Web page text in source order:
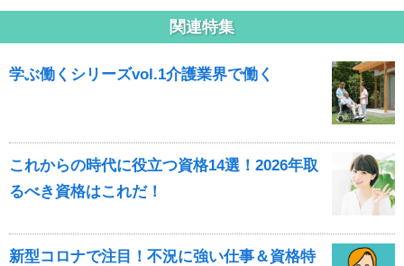
関連特集
学ぶ働くシリーズvol.1介護業界で働く
これからの時代に役立つ資格14選！2026年取
るべき資格はこれだ！
新型コロナで注目！不況に強い仕事＆資格特